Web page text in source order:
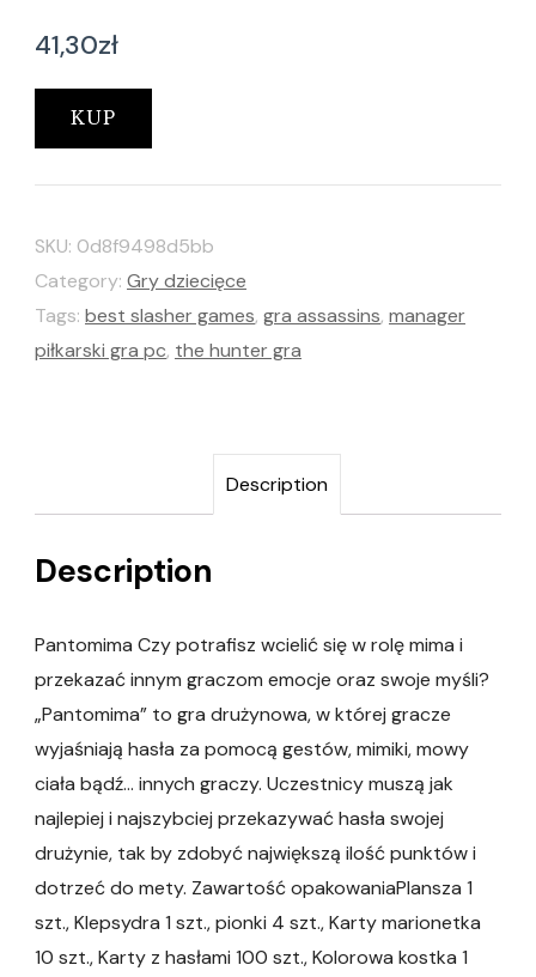
41,30zł
KUP
SKU: 0d8f9498d5bb
Category: Gry dziecięce
Tags: best slasher games, gra assassins, manager
piłkarski gra pc, the hunter gra
Description
Description
Pantomima Czy potrafisz wcielić się w rolę mima i
przekazać innym graczom emocje oraz swoje myśli?
„Pantomima” to gra drużynowa, w której gracze
wyjaśniają hasła za pomocą gestów, mimiki, mowy
ciała bądź… innych graczy. Uczestnicy muszą jak
najlepiej i najszybciej przekazywać hasła swojej
drużynie, tak by zdobyć największą ilość punktów i
dotrzeć do mety. Zawartość opakowaniaPlansza 1
szt., Klepsydra 1 szt., pionki 4 szt., Karty marionetka
10 szt., Karty z hasłami 100 szt., Kolorowa kostka 1